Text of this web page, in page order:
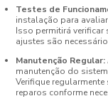
Testes de
instalação para
Isso permitirá verificar
ajustes são
Manutenção Regular:
manutenção do
Verifique
reparos conforme